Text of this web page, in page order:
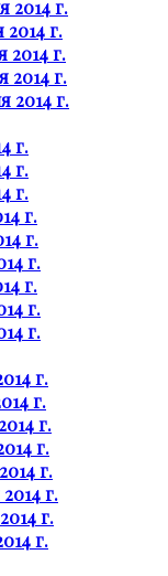
2014 г.
2014 г.
2014 г.
2014 г.
2014 г.
г.
г.
г.
г.
г.
г.
г.
г.
г.
г.
г.
г.
г.
г.
г.
г.
г.